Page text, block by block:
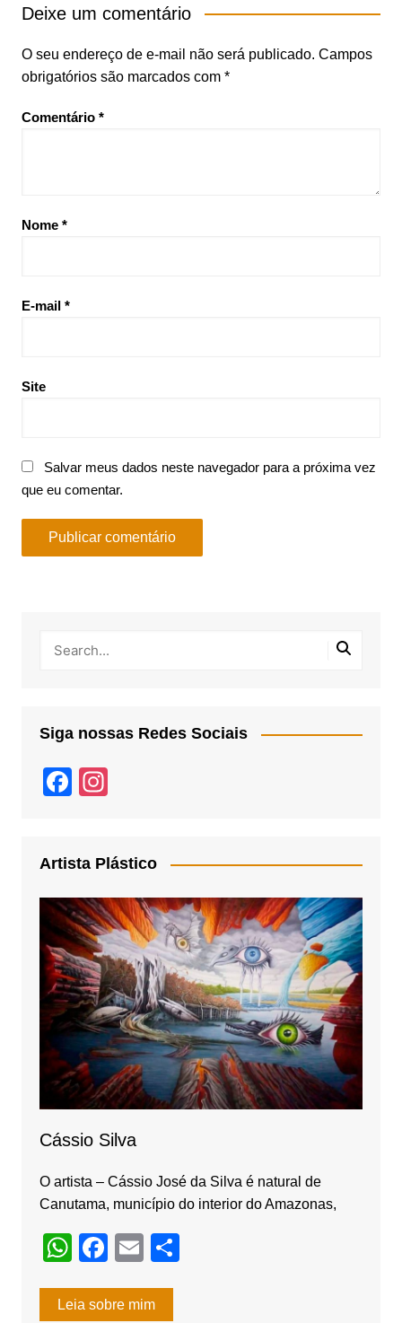
Deixe um comentário
O seu endereço de e-mail não será publicado. Campos
obrigatórios são marcados com *
Comentário *
Nome *
E-mail *
Site
Salvar meus dados neste navegador para a próxima vez
que eu comentar.
Siga nossas Redes Sociais
F
e
b
o
o
k
gr
a
m
Artista Plástico
Cássio Silva
O artista – Cássio José da Silva é natural de
Canutama, município do interior do Amazonas,
W
at
F
c
E
ail
Leia sobre mim